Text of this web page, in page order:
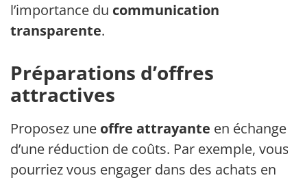
l’importance du communication
transparente.
Préparations d’offres
attractives
Proposez une offre attrayante en échange
d’une réduction de coûts. Par exemple, vous
pourriez vous engager dans des achats en